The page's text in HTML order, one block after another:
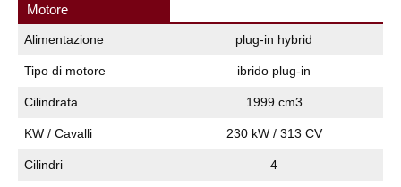
Motore
Alimentazione plug-in hybrid
Tipo di motore ibrido plug-in
Cilindrata 1999 cm3
KW / Cavalli 230 kW / 313 CV
Cilindri 4